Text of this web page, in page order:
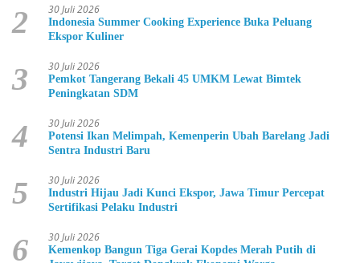
2 30 Juli 2026
Indonesia Summer Cooking Experience Buka Peluang
Ekspor Kuliner
3 30 Juli 2026
Pemkot Tangerang Bekali 45 UMKM Lewat Bimtek
Peningkatan SDM
4 30 Juli 2026
Potensi Ikan Melimpah, Kemenperin Ubah Barelang Jadi
Sentra Industri Baru
5 30 Juli 2026
Industri Hijau Jadi Kunci Ekspor, Jawa Timur Percepat
Sertifikasi Pelaku Industri
6 30 Juli 2026
Kemenkop Bangun Tiga Gerai Kopdes Merah Putih di